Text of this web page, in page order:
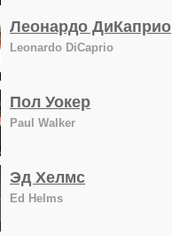
Леонардо ДиКаприо
Leonardo DiCaprio
Пол Уокер
Paul Walker
Эд Хелмс
Ed Helms